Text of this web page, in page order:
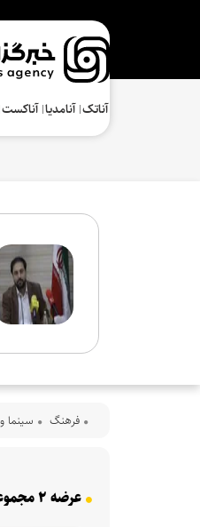
آناتک آنامدیا آناکست
فرهنگ‌ سینما و
عرضه ۲ مجموعه از مستند‌های شهید آوینی در شبکه نمایش خانگی